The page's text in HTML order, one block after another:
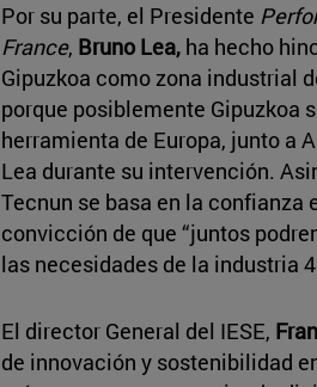
Por su parte, el Presidente
France, Bruno Lea, ha hecho
Gipuzkoa como zona industrial
porque posiblemente Gipuzkoa
herramienta de Europa, junto a
Lea durante su intervención.
Tecnun se basa en la confianza
convicción de que “juntos
las necesidades de la industria
El director General del IESE,
de innovación y sostenibilidad